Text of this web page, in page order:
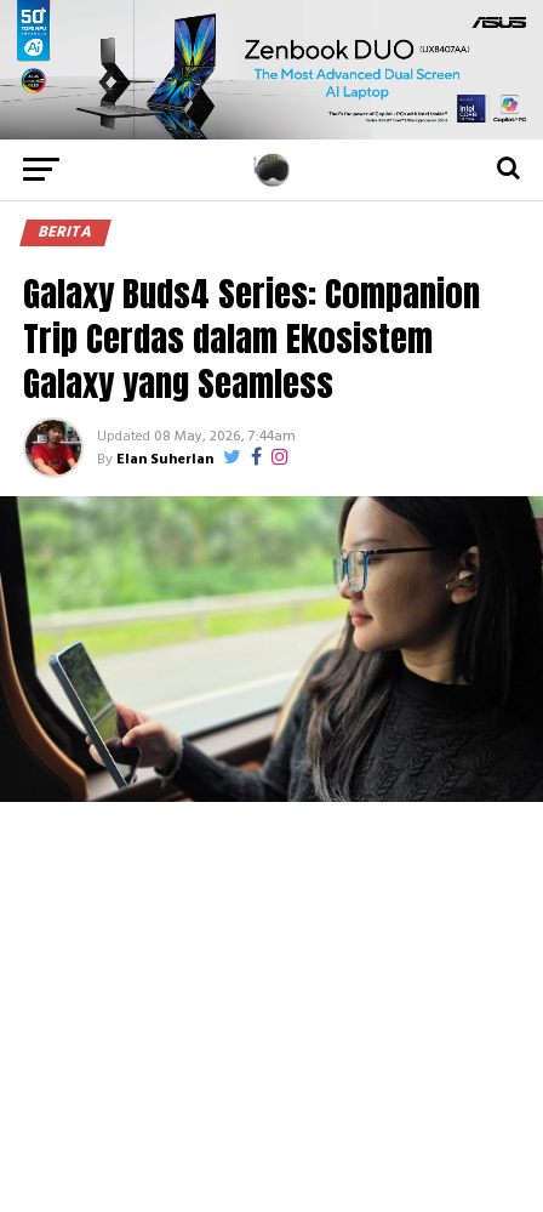
BERITA
Galaxy Buds4 Series: Companion
Trip Cerdas dalam Ekosistem
Galaxy yang Seamless
Updated 08 May, 2026, 7:44am
By Elan Suherlan